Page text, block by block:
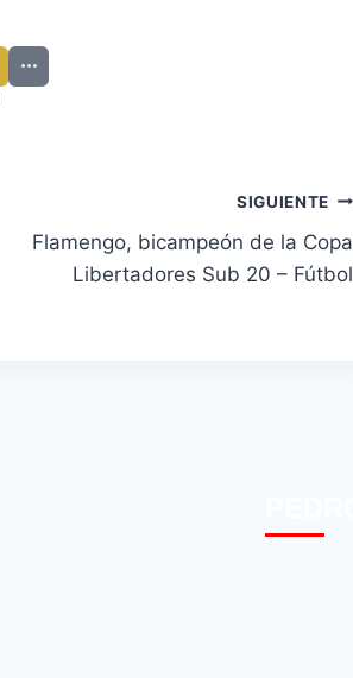
SIGUIENTE
Flamengo, bicampeón de la Copa
Libertadores Sub 20 – Fútbol